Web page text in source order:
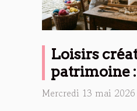
Loisirs
patrimoine
nouvelle
Mercredi 13 mai